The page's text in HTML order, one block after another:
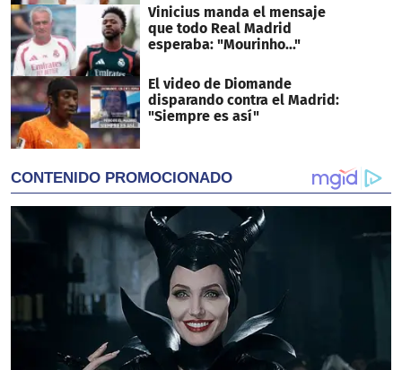
Vinicius manda el mensaje
que todo Real Madrid
esperaba: "Mourinho..."
El video de Diomande
disparando contra el Madrid:
"Siempre es así"